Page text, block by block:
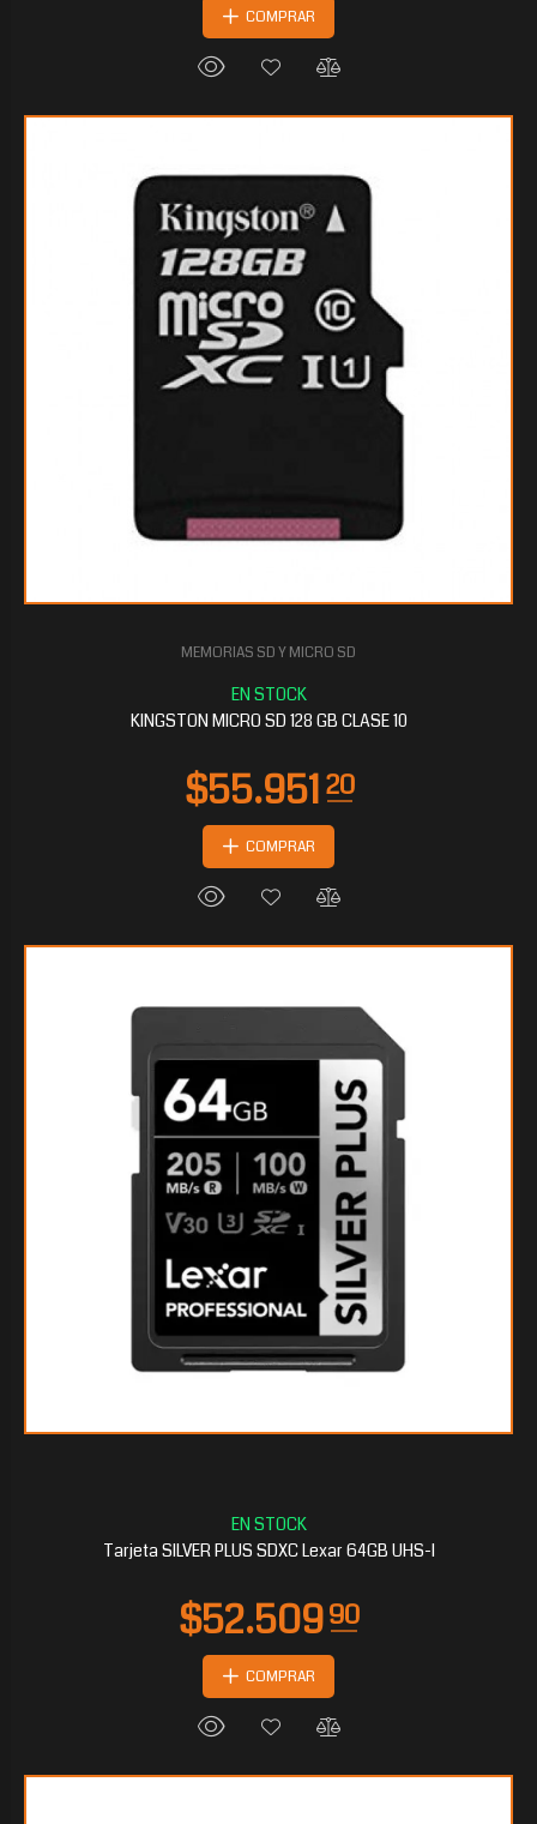
COMPRAR
MEMORIAS SD Y MICRO SD
KINGSTON MICRO SD 128 GB CLASE 10
COMPRAR
Tarjeta SILVER PLUS SDXC Lexar 64GB UHS-I
COMPRAR
60